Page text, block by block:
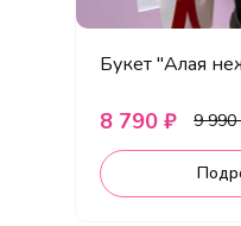
Букет "Алая
8 790 ₽ 9 990